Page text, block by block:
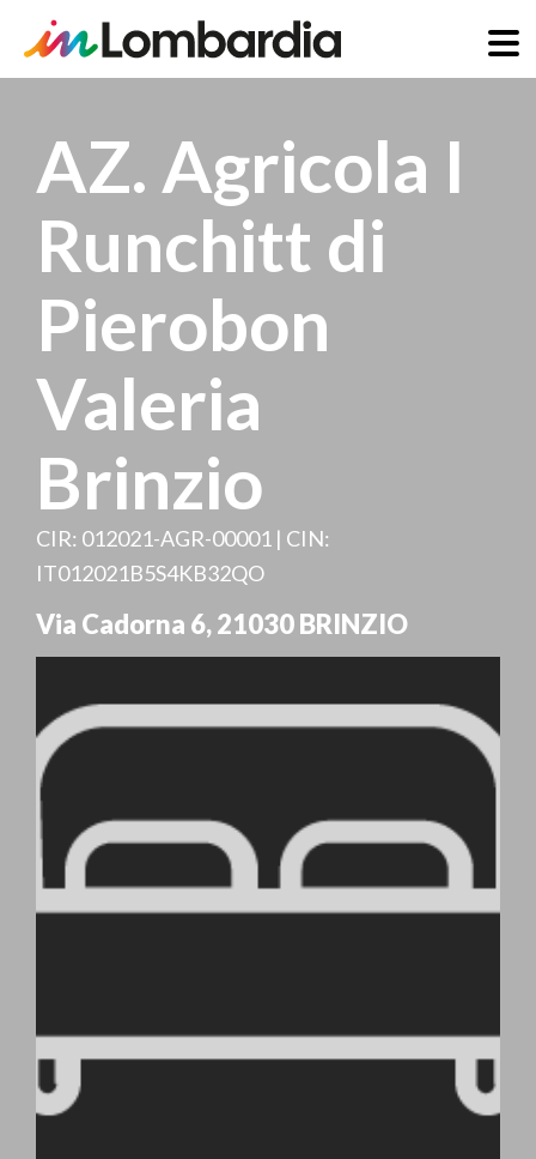
content
AZ. Agricola I
Runchitt di
Pierobon
Valeria
Brinzio
CIR: 012021-AGR-00001 | CIN:
IT012021B5S4KB32QO
Via Cadorna 6,21030BRINZIO